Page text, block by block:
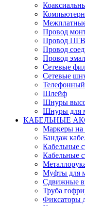
Провод
Провод
Провод
Провод
Сетевые
Сетевые
Телефонный
Шлейф
Шнуры
Шнуры для
КАБЕЛЬНЫЕ
Маркеры на
Бандаж
Кабельные
Кабельные
Муфты для
Сдвижные
Труба
Фиксаторы